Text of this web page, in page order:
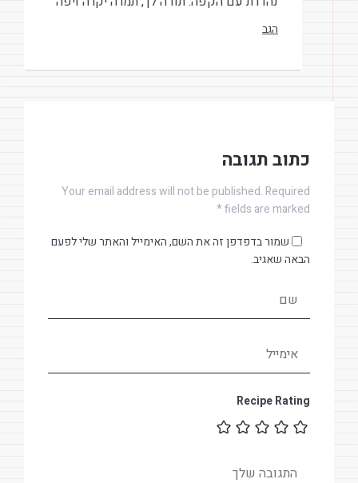
הגב
כתוב תגובה
Your email address will not be published. Required
fields are marked *
שמור בדפדפן זה את השם, האימייל והאתר שלי לפעם
הבאה שאגיב.
Recipe Rating